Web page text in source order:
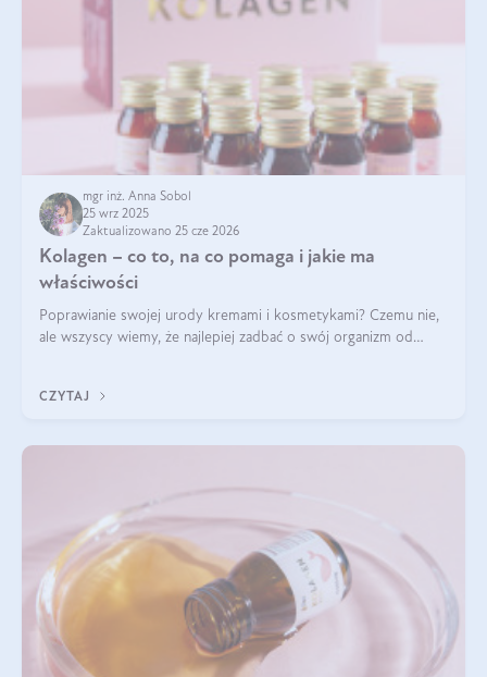
mgr inż. Anna Sobol
25 wrz 2025
Zaktualizowano 25 cze 2026
Kolagen – co to, na co pomaga i jakie ma
właściwości
Poprawianie swojej urody kremami i kosmetykami? Czemu nie,
ale wszyscy wiemy, że najlepiej zadbać o swój organizm od
wysokiej jakości suplem
CZYTAJ